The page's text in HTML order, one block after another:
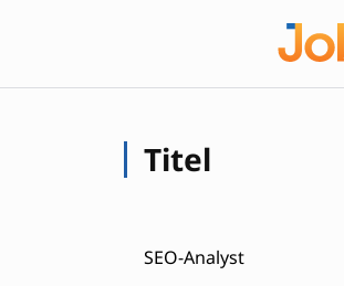
Titel
SEO-Analyst